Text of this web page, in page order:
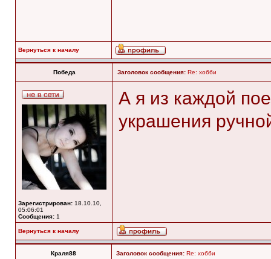
Вернуться к началу
Победа Заголовок сообщения: Re: хобби
Зарегистрирован: 18.10.10,
05:06:01
Сообщения: 1
А я из каждой
украшения
Вернуться к началу
Краля88 Заголовок сообщения: Re: хобби